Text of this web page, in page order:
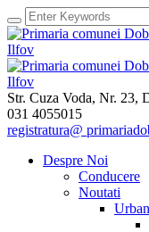
Str. Cuza Voda, Nr. 23,
031 4055015
registratura@
Despre Noi
Conducere
Noutati